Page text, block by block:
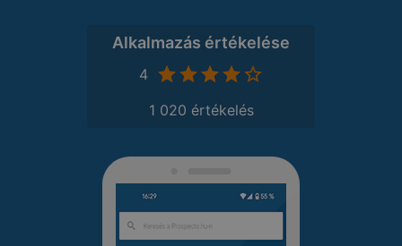
Alkalmazás értékelése
4
1 020 értékelés